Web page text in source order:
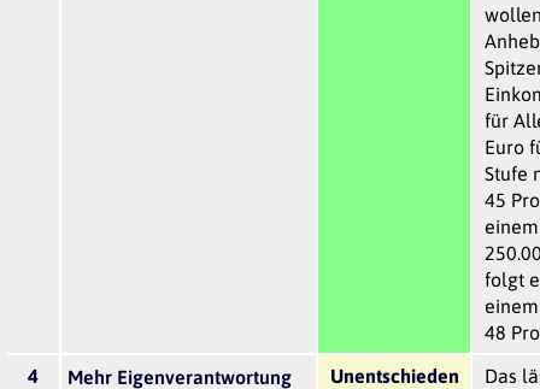
für
Euro
Stufe
45
folgt
48
4
Mehr Eigenverantwortung
Unentschieden
Das